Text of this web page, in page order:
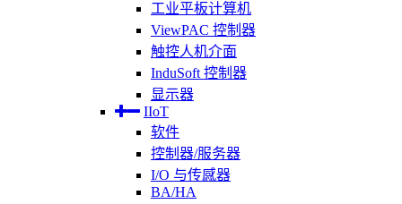
工业平板计算机
ViewPAC 控制器
触控人机介面
InduSoft 控制器
显示器
IIoT
软件
控制器/服务器
I/O 与传感器
BA/HA